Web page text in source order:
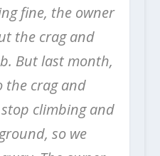
fine, the owner
the crag and
But last month,
the crag and
climbing and
so we